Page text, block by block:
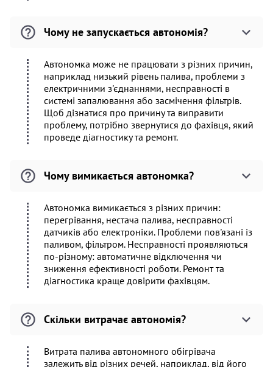
Чому не запускається автономія?
Автономка може не працювати з різних причин,
наприклад низький рівень палива, проблеми з
електричними з'єднаннями, несправності в
системі запалювання або засмічення фільтрів.
Щоб дізнатися про причину та виправити
проблему, потрібно звернутися до фахівця, який
проведе діагностику та ремонт.
Чому вимикається автономка?
Автономка вимикається з різних причин:
перегрівання, нестача палива, несправності
датчиків або електроніки. Проблеми пов'язані із
паливом, фільтром. Несправності проявляються
по-різному: автоматичне відключення чи
зниження ефективності роботи. Ремонт та
діагностика краще довірити фахівцям.
Скільки витрачає автономія?
Витрата палива автономного обігрівача
залежить від різних речей, наприклад, від його